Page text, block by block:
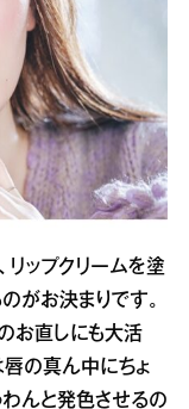
ップクリームを塗
がお決まりです。
お直しにも大活
唇の真ん中にちょ
わんと発色させるの